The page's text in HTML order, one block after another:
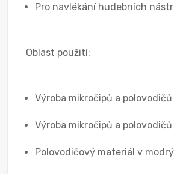
Pro navlékání hudebních
Oblast použití:
Výroba mikročipů a polovodičů
Výroba mikročipů a polovodičů
Polovodičový materiál v